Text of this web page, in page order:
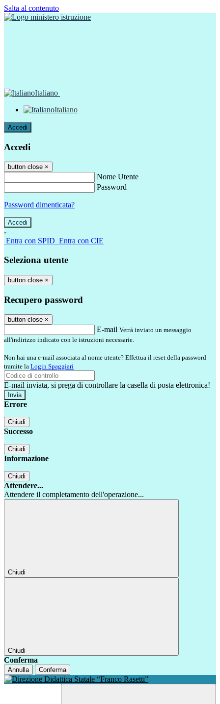
Salta al contenuto
Italiano
Italiano
Accedi
Accedi
button close ×
Nome Utente
Password
Password dimenticata?
-
Entra con SPID Entra con CIE
Seleziona utente
button close ×
Recupero password
button close ×
E-mail Verrà inviato un messaggio
all'indirizzo indicato con le istruzioni necessarie.
Non hai una e-mail associata al nome utente? Effettua il reset della password
tramite la Login Spaggiari
E-mail inviata, si prega di controllare la casella di posta elettronica!
Errore
Chiudi
Successo
Chiudi
Informazione
Chiudi
Attendere...
Attendere il completamento dell'operazione...
Chiudi
Chiudi
Conferma
Annulla Conferma